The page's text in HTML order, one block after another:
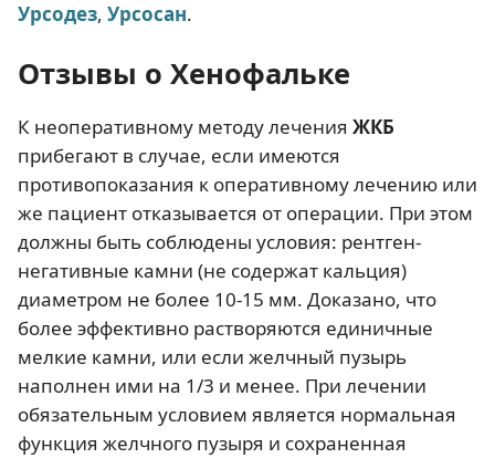
Урсодез, Урсосан.
Отзывы о Хенофальке
К неоперативному методу лечения ЖКБ
прибегают в случае, если имеются
противопоказания к оперативному лечению или
же пациент отказывается от операции. При этом
должны быть соблюдены условия: рентген-
негативные камни (не содержат кальция)
диаметром не более 10-15 мм. Доказано, что
более эффективно растворяются единичные
мелкие камни, или если желчный пузырь
наполнен ими на 1/3 и менее. При лечении
обязательным условием является нормальная
функция желчного пузыря и сохраненная